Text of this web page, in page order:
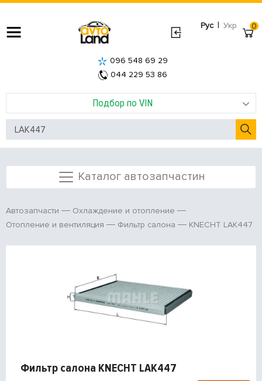
Рус | Укр
Подбор по VIN
096 548 69 29
044 229 53 86
0
Каталог автозапчастин
Автозапчасти
Охлаждение и отопление
Отопление и вентиляция
Фильтр салона KNECHT LAK447
Фильтр салона KNECHT LAK447